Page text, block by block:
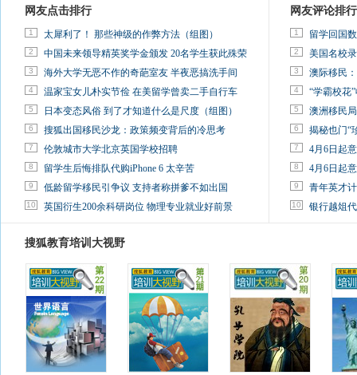
网友点击排行
1 太犀利了！ 那些神级的作弊方法（组图）
2 中国未来领导精英奖学金颁发 20名学生获此殊荣
3 海外大学无恶不作的奇葩室友 半夜恶搞洗手间
4 温家宝女儿朴实节俭 在美留学曾卖二手自行车
5 日本变态风俗 到了才知道什么是尺度（组图）
6 搜狐出国移民沙龙：政策频变背后的冷思考
7 伦敦城市大学北京英国学校招聘
8 留学生后悔排队代购iPhone 6 太辛苦
9 低龄留学移民引争议 支持者称拼爹不如出国
10 英国衍生200余科研岗位 物理专业就业好前景
网友评论排行
1 留学回国
2 美国名校
3 澳际移民
4 “学霸校花
5 澳洲移民
6 揭秘也门“
7 4月6日起
8 4月6日起
9 青年英才
10 银行越俎
搜狐教育培训大视野